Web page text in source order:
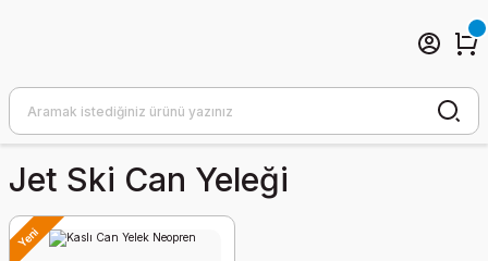
Jet Ski Can Yeleği
Yeni